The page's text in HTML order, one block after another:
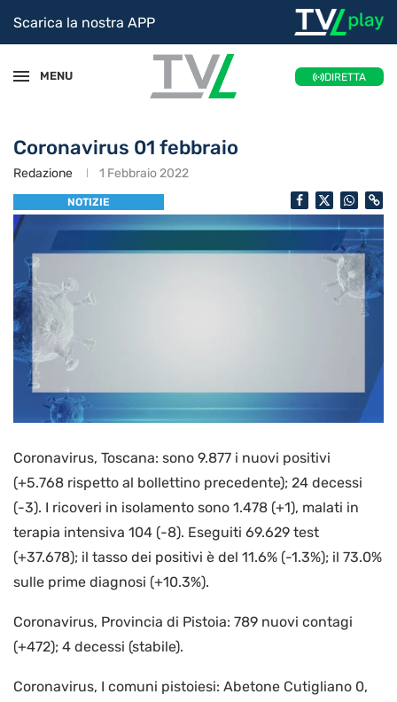
Scarica la nostra APP
MENU DIRETTA
Coronavirus 01 febbraio
Redazione 1 Febbraio 2022
NOTIZIE
Coronavirus, Toscana: sono 9.877 i nuovi positivi
(+5.768 rispetto al bollettino precedente); 24 decessi
(-3). I ricoveri in isolamento sono 1.478 (+1), malati in
terapia intensiva 104 (-8). Eseguiti 69.629 test
(+37.678); il tasso dei positivi è del 11.6% (-1.3%); il 73.0%
sulle prime diagnosi (+10.3%).
Coronavirus, Provincia di Pistoia: 789 nuovi contagi
(+472); 4 decessi (stabile).
Coronavirus, I comuni pistoiesi: Abetone Cutigliano 0,